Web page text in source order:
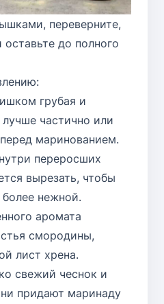
переверните,
до полного
грубая и
частично или
маринованием.
переросших
вырезать, чтобы
более нежной.
аромата
смородины,
лист хрена.
свежий чеснок и
придают маринаду